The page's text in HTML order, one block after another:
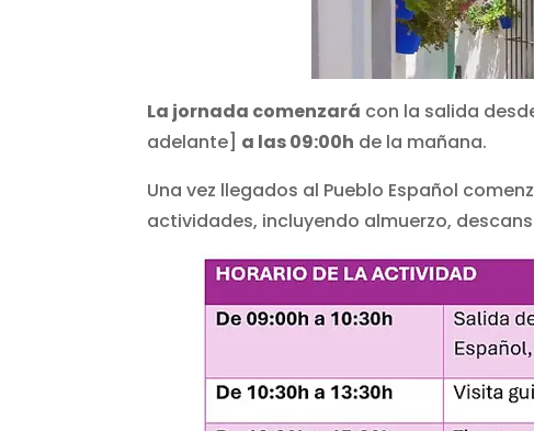
La jornada comenzará con la salida
adelante] a las 09:00h de la mañana.
Una vez llegados al Pueblo Español
actividades, incluyendo almuerzo,